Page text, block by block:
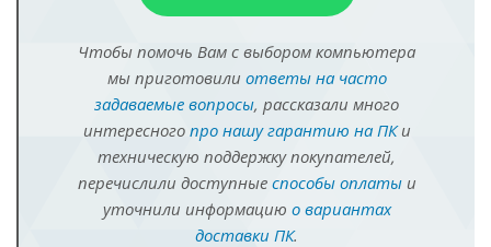
Чтобы помочь Вам с выбором компьютера
мы приготовили ответы на часто
задаваемые вопросы, рассказали много
интересного про нашу гарантию на ПКи
техническую поддержку покупателей,
перечислили доступные способы оплатыи
уточнили информацию о вариантах
доставки ПК.